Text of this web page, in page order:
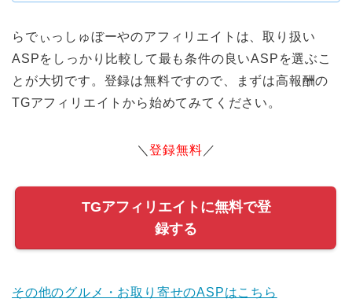
らでぃっしゅぼーやのアフィリエイトは、取り扱い
ASPをしっかり比較して最も条件の良いASPを選ぶこ
とが大切です。登録は無料ですので、まずは高報酬の
TGアフィリエイトから始めてみてください。
＼登録無料 ／
TGアフィリエイトに無料で登
録する
その他のグルメ・お取り寄せのASPはこちら